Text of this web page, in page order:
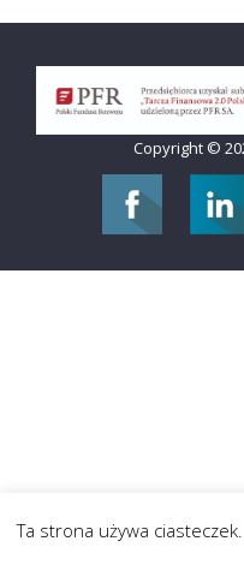
Copyright ©
Ta strona używa ciasteczek.